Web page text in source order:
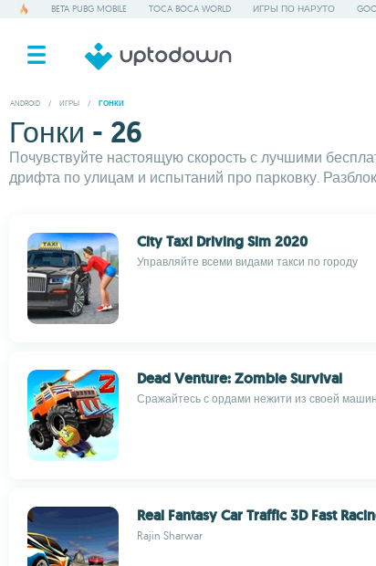
BETA PUBG MOBILE TOCA BOCA WORLD ИГРЫ ПО НАРУТО
ANDROID / ИГРЫ / ГОНКИ
Гонки - 26
Почувствуйте настоящую скорость с лучшими
дрифта по улицам и испытаний про парковку.
City Taxi Driving Sim 2020
Управляйте всеми видами такси по городу
Dead Venture: Zombie Survival
Сражайтесь с ордами нежити из своей
Real Fantasy Car Traffic 3D Fast
Rajin Sharwar